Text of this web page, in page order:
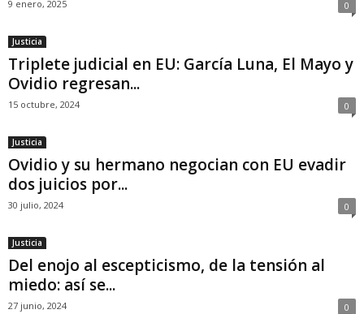
9 enero, 2025 0
Justicia
Triplete judicial en EU: García Luna, El Mayo y
Ovidio regresan...
15 octubre, 2024 0
Justicia
Ovidio y su hermano negocian con EU evadir
dos juicios por...
30 julio, 2024 0
Justicia
Del enojo al escepticismo, de la tensión al
miedo: así se...
27 junio, 2024 0